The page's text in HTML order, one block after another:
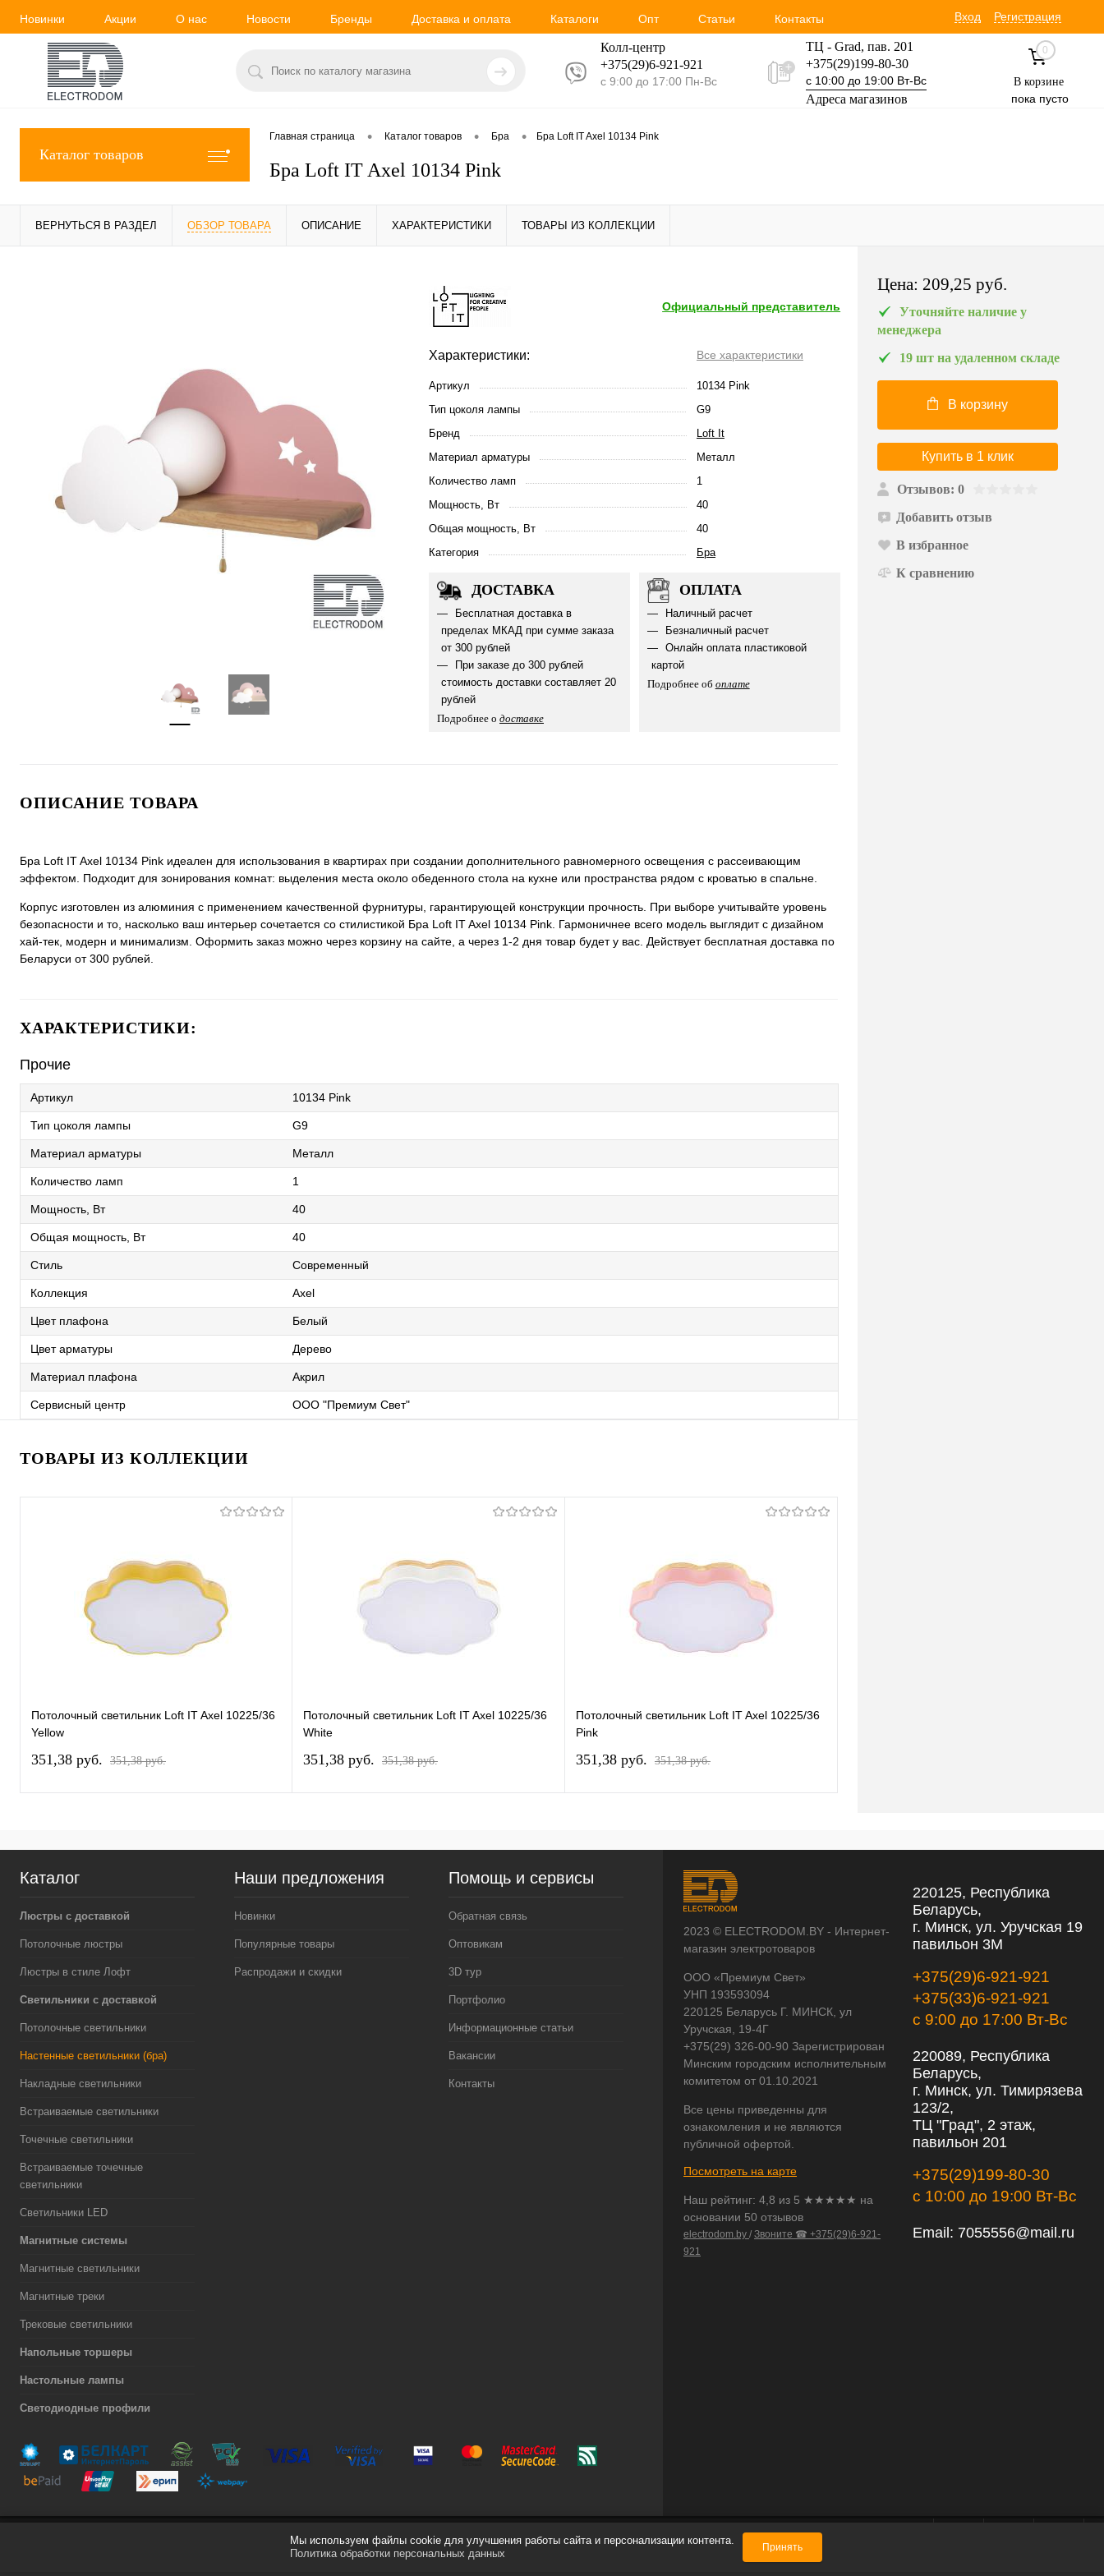
Новинки Акции О нас Новости Бренды Доставка и оплата Каталоги Опт Статьи Контакты Вход Регистрация
Колл-центр
+375(29)6-921-921
с 9:00 до 17:00 Пн-Вс
ТЦ - Grad, пав. 201
+375(29)199-80-30
с 10:00 до 19:00 Вт-Вс
Адреса магазинов
0
В корзине
пока пусто
Каталог товаров
Главная страница • Каталог товаров • Бра • Бра Loft IT Axel 10134 Pink
Бра Loft IT Axel 10134 Pink
ВЕРНУТЬСЯ В РАЗДЕЛ ОБЗОР ТОВАРА ОПИСАНИЕ ХАРАКТЕРИСТИКИ ТОВАРЫ ИЗ КОЛЛЕКЦИИ
Официальный представитель
Характеристики: Все характеристики
Артикул
10134 Pink
Тип цоколя лампы
G9
Бренд
Loft It
Материал арматуры
Металл
Количество ламп
1
Мощность, Вт
40
Общая мощность, Вт
40
Категория
Бра
ДОСТАВКА
Бесплатная доставка в
пределах МКАД при сумме заказа
от 300 рублей
При заказе до 300 рублей
стоимость доставки составляет 20
рублей
Подробнее о доставке
ОПЛАТА
Наличный расчет
Безналичный расчет
Онлайн оплата пластиковой
картой
Подробнее об оплате
ОПИСАНИЕ ТОВАРА
Бра Loft IT Axel 10134 Pink идеален для использования в квартирах при создании дополнительного равномерного освещения с рассеивающим
эффектом. Подходит для зонирования комнат: выделения места около обеденного стола на кухне или пространства рядом с кроватью в спальне.
Корпус изготовлен из алюминия с применением качественной фурнитуры, гарантирующей конструкции прочность. При выборе учитывайте уровень
безопасности и то, насколько ваш интерьер сочетается со стилистикой Бра Loft IT Axel 10134 Pink. Гармоничнее всего модель выглядит с дизайном
хай-тек, модерн и минимализм. Оформить заказ можно через корзину на сайте, а через 1-2 дня товар будет у вас. Действует бесплатная доставка по
Беларуси от 300 рублей.
ХАРАКТЕРИСТИКИ:
Прочие
Артикул 10134 Pink
Тип цоколя лампы G9
Материал арматуры Металл
Количество ламп 1
Мощность, Вт 40
Общая мощность, Вт 40
Стиль Современный
Коллекция Axel
Цвет плафона Белый
Цвет арматуры Дерево
Материал плафона Акрил
Сервисный центр ООО "Премиум Свет"
ТОВАРЫ ИЗ КОЛЛЕКЦИИ
Потолочный светильник Loft IT Axel 10225/36
Yellow
351,38 pуб. 351,38 pуб.
Потолочный светильник Loft IT Axel 10225/36
White
351,38 pуб. 351,38 pуб.
Потолочный светильник Loft IT Axel 10225/36
Pink
351,38 pуб. 351,38 pуб.
Цена: 209,25 pуб.
Уточняйте наличие у
менеджера
19 шт на удаленном складе
В корзину
Купить в 1 клик
Отзывов: 0
Добавить отзыв
В избранное
К сравнению
Каталог
Люстры с доставкой
Потолочные люстры
Люстры в стиле Лофт
Светильники с доставкой
Потолочные светильники
Настенные светильники (бра)
Накладные светильники
Встраиваемые светильники
Точечные светильники
Встраиваемые точечные
светильники
Светильники LED
Магнитные системы
Магнитные светильники
Магнитные треки
Трековые светильники
Напольные торшеры
Настольные лампы
Светодиодные профили
Наши предложения
Новинки
Популярные товары
Распродажи и скидки
Помощь и сервисы
Обратная связь
Оптовикам
3D тур
Портфолио
Информационные статьи
Вакансии
Контакты
2023 © ELECTRODOM.BY - Интернет-
магазин электротоваров
ООО «Премиум Свет»
УНП 193593094
220125 Беларусь Г. МИНСК, ул
Уручская, 19-4Г
+375(29) 326-00-90 Зарегистрирован
Минским городским исполнительным
комитетом от 01.10.2021
Все цены приведенны для
ознакомления и не являются
публичной офертой.
Посмотреть на карте
Наш рейтинг: 4,8 из 5 ★★★★★ на
основании 50 отзывов
electrodom.by / Звоните ☎ +375(29)6-921-
921
220125, Республика
Беларусь,
г. Минск, ул. Уручская 19
павильон 3М
+375(29)6-921-921
+375(33)6-921-921
с 9:00 до 17:00 Вт-Вс
220089, Республика
Беларусь,
г. Минск, ул. Тимирязева
123/2,
ТЦ "Град", 2 этаж,
павильон 201
+375(29)199-80-30
с 10:00 до 19:00 Вт-Вс
Email: 7055556@mail.ru
Мы используем файлы cookie для улучшения работы сайта и персонализации контента.
Политика обработки персональных данных
Принять